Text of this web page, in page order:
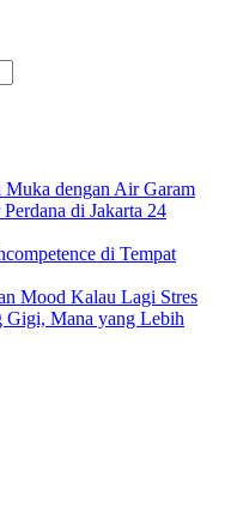
dengan Air Garam
di Jakarta 24
di Tempat
Mood Kalau Lagi Stres
Gigi, Mana yang Lebih